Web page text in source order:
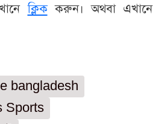
ক্লিককরুন। অথবা এখানে
bangladesh
Sports